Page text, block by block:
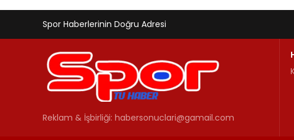
Spor Haberlerinin Doğru Adresi
Reklam & İşbirliği: habersonuclari@gamail.com